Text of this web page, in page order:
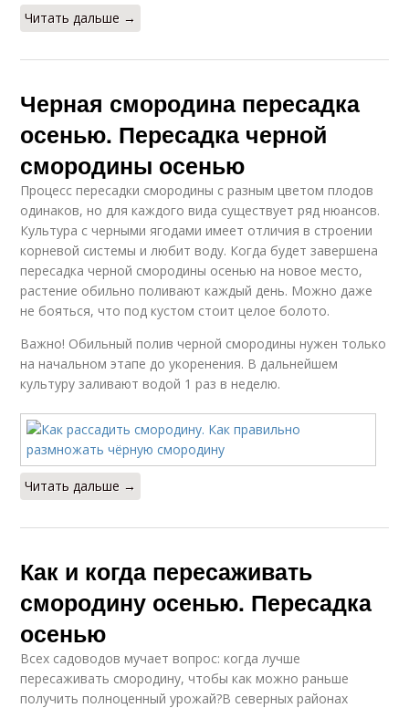
Читать дальше →
Черная смородина пересадка
осенью. Пересадка черной
смородины осенью
Процесс пересадки смородины с разным цветом плодов
одинаков, но для каждого вида существует ряд нюансов.
Культура с черными ягодами имеет отличия в строении
корневой системы и любит воду. Когда будет завершена
пересадка черной смородины осенью на новое место,
растение обильно поливают каждый день. Можно даже
не бояться, что под кустом стоит целое болото.
Важно! Обильный полив черной смородины нужен только
на начальном этапе до укоренения. В дальнейшем
культуру заливают водой 1 раз в неделю.
Читать дальше →
Как и когда пересаживать
смородину осенью. Пересадка
осенью
Всех садоводов мучает вопрос: когда лучше
пересаживать смородину, чтобы как можно раньше
получить полноценный урожай?В северных районах